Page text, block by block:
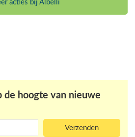
acties bij Albelli
de hoogte van nieuwe